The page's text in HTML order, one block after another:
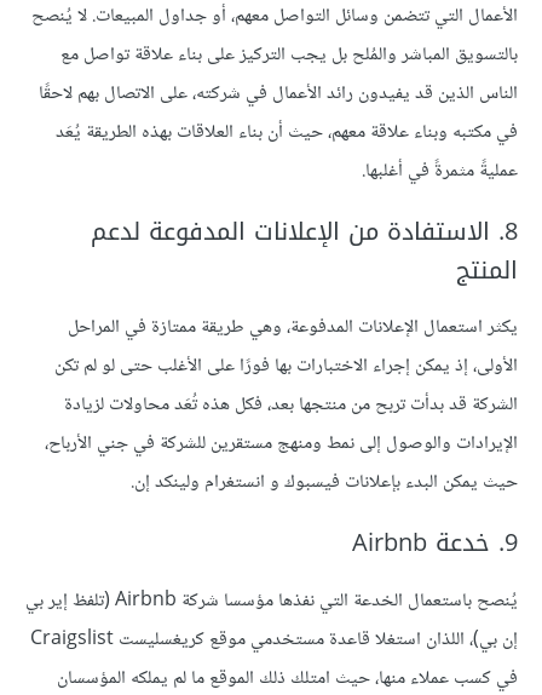
الأعمال التي تتضمن وسائل التواصل معهم، أو جداول المبيعات. لا يُنصح
بالتسويق المباشر والمُلح بل يجب التركيز على بناء علاقة تواصل مع
الناس الذين قد يفيدون رائد الأعمال في شركته، على الاتصال بهم لاحقًا
في مكتبه وبناء علاقة معهم، حيث أن بناء العلاقات بهذه الطريقة يُعَد
عمليةً مثمرةً في أغلبها.
8. الاستفادة من الإعلانات المدفوعة لدعم
المنتج
يكثر استعمال الإعلانات المدفوعة، وهي طريقة ممتازة في المراحل
الأولى، إذ يمكن إجراء الاختبارات بها فورًا على الأغلب حتى لو لم تكن
الشركة قد بدأت تربح من منتجها بعد، فكل هذه تُعَد محاولات لزيادة
الإيرادات والوصول إلى نمط ومنهج مستقرين للشركة في جني الأرباح،
حيث يمكن البدء بإعلانات فيسبوك و انستغرام ولينكد إن.
9. خدعة Airbnb
يُنصح باستعمال الخدعة التي نفذها مؤسسا شركة Airbnb (تلفظ إير بي
إن بي)، اللذان استغلا قاعدة مستخدمي موقع كريغسليست Craigslist
في كسب عملاء منها، حيث امتلك ذلك الموقع ما لم يملكه المؤسسان